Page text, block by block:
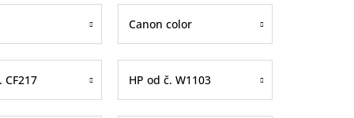
Canon color
CF217 HP od č. W1103